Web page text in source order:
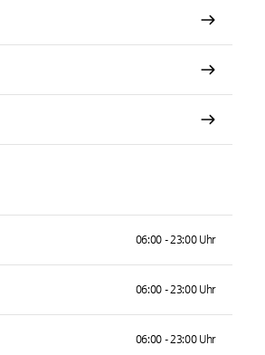
06:00 - 23:00 Uhr
06:00 - 23:00 Uhr
06:00 - 23:00 Uhr